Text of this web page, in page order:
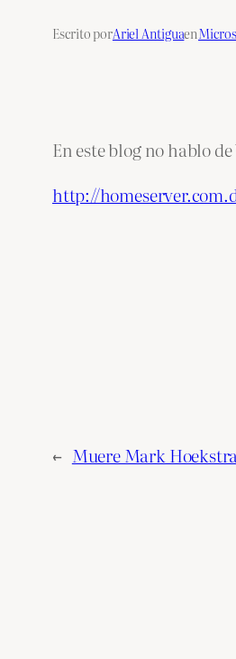
Escrito porAriel Antiguaen
En este blog no hablo
http://
← Muere Mark